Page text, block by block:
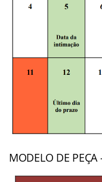
MODELO DE PEÇA